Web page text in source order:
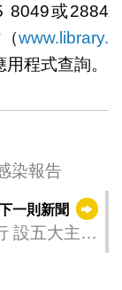
8049或2884
www.library.
程式查詢。
染報告
一則新聞
設五大主題